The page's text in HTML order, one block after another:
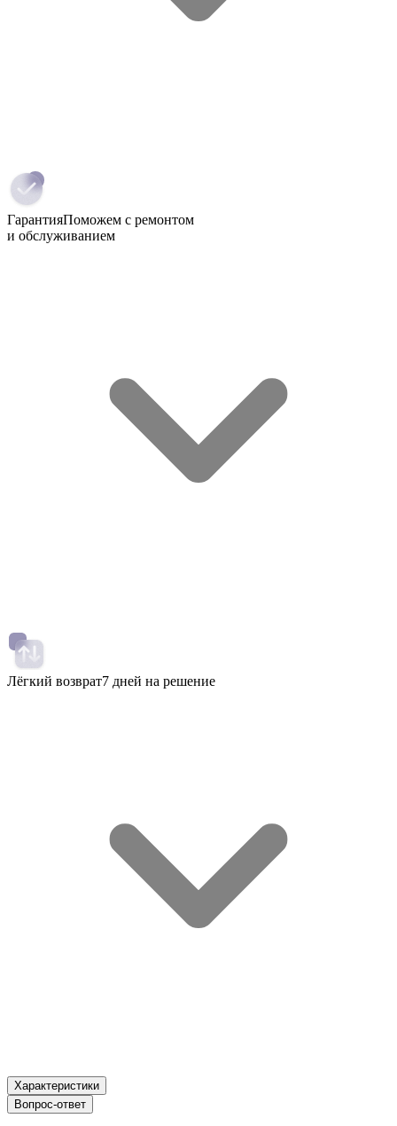
ГарантияПоможем с ремонтом
и обслуживанием
Лёгкий возврат7 дней на решение
Характеристики
Вопрос-ответ